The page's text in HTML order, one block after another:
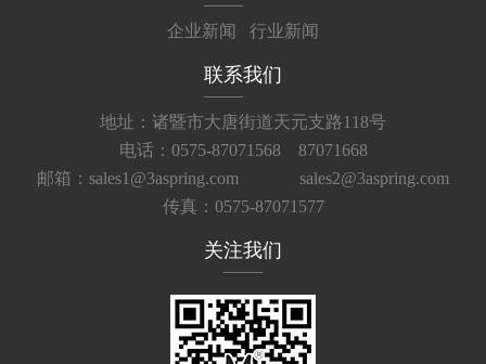
企业新闻 行业新闻
联系我们
地址：诸暨市大唐街道天元支路118号
电话：0575-87071568 87071668
邮箱：sales1@3aspring.com
sales2@3aspring.com
传真：0575-87071577
关注我们